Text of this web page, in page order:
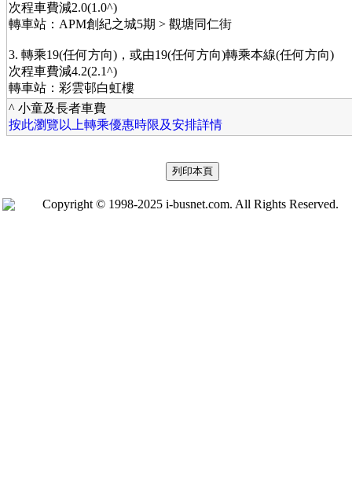
次程車費減2.0(1.0^)
轉車站：APM創紀之城5期 > 觀塘同仁街
3. 轉乘19(任何方向)，或由19(任何方向)轉乘本線(任何方向)
次程車費減4.2(2.1^)
轉車站：彩雲邨白虹樓
^ 小童及長者車費
按此瀏覽以上轉乘優惠時限及安排詳情
Copyright © 1998-2025 i-busnet.com. All Rights Reserved.